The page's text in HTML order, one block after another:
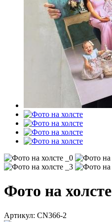
Фото на холсте
Артикул: CN366-2